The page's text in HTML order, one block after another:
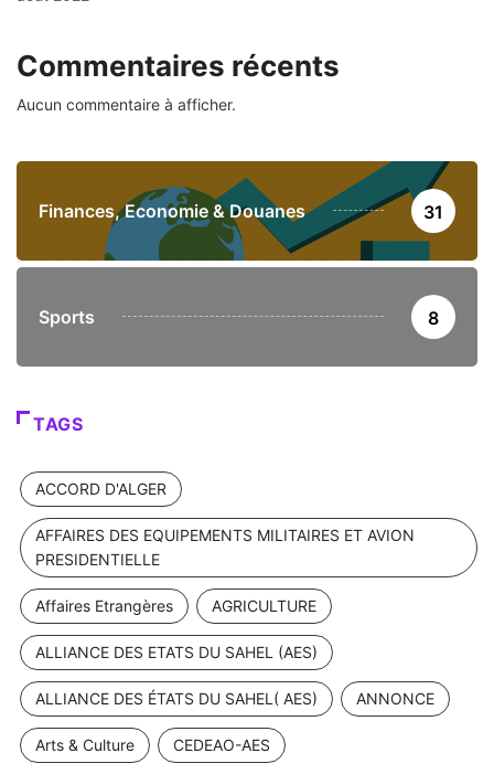
Commentaires récents
Aucun commentaire à afficher.
Finances, Economie & Douanes 31
Sports 8
TAGS
ACCORD D'ALGER
AFFAIRES DES EQUIPEMENTS MILITAIRES ET AVION
PRESIDENTIELLE
Affaires Etrangères AGRICULTURE
ALLIANCE DES ETATS DU SAHEL (AES)
ALLIANCE DES ÉTATS DU SAHEL( AES) ANNONCE
Arts & Culture CEDEAO-AES